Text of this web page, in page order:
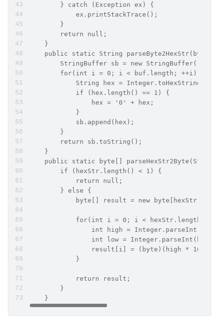
        } catch (Exception ex) {
            ex.printStackTrace();
        }
        return null;
    }
public static String parseByte2HexStr(byte[]
        StringBuffer sb = new StringBuffer();
        for(int i = 0; i < buf.length; ++i) {
String hex =
            if (hex.length() == 1) {
                hex = '0' + hex;
            }
            sb.append(hex);
        }
        return sb.toString();
    }
public static byte[] parseHexStr2Byte(String
        if (hexStr.length() < 1) {
            return null;
        } else {
byte[] result = new
for(int i = 0; i < hexStr.length() /
int high =
int low =
result[i] = (byte)(high * 16 +
            }
            return result;
        }
    }